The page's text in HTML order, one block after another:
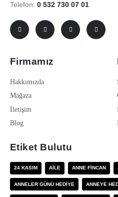
Telefon: 0 532 730 07 01
Firmamız
Hakkımızda
Mağaza
İletişim
Blog
Etiket Bulutu
24 KASIM AILE ANNE FINCAN
ANNELER GÜNÜ HEDIYE ANNEYE